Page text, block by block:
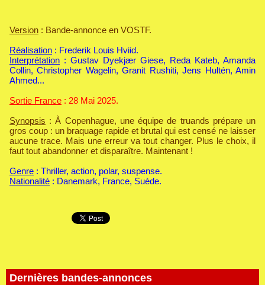
Dernières bandes-annonces
Version : Bande-annonce en VOSTF.
Réalisation : Frederik Louis Hviid.
Interprétation : Gustav Dyekjær Giese, Reda Kateb, Amanda
Collin, Christopher Wagelin, Granit Rushiti, Jens Hultén, Amin
Ahmed...
Sortie France : 28 Mai 2025.
Synopsis : À Copenhague, une équipe de truands prépare un
gros coup : un braquage rapide et brutal qui est censé ne laisser
aucune trace. Mais une erreur va tout changer. Plus le choix, il
faut tout abandonner et disparaître. Maintenant !
Genre : Thriller, action, polar, suspense.
Nationalité : Danemark, France, Suède.